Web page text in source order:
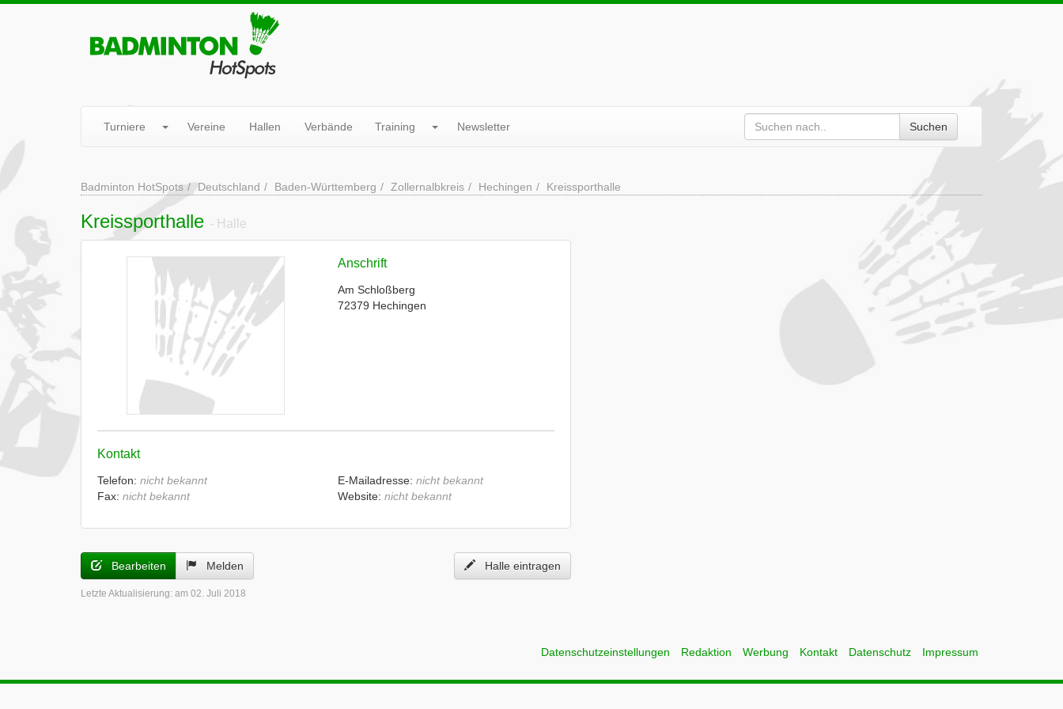
Turniere Vereine Hallen Verbände Training Newsletter Suchen
Badminton HotSpots Deutschland Baden-Württemberg Zollernalbkreis Hechingen Kreissporthalle
Kreissporthalle - Halle
Anschrift
Am Schloßberg
72379 Hechingen
Kontakt
Telefon: nicht bekannt
Fax: nicht bekannt
E-Mailadresse: nicht bekannt
Website: nicht bekannt
Bearbeiten Melden Halle eintragen
Letzte Aktualisierung: am 02. Juli 2018
Datenschutzeinstellungen Redaktion Werbung Kontakt Datenschutz Impressum